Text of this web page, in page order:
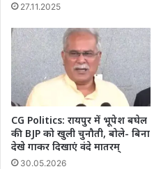
27.11.2025
CG Politics: रायपुर में भूपेश बघेल
की BJP को खुली चुनौती, बोले- बिना
देखे गाकर दिखाएं वंदे मातरम्
30.05.2026